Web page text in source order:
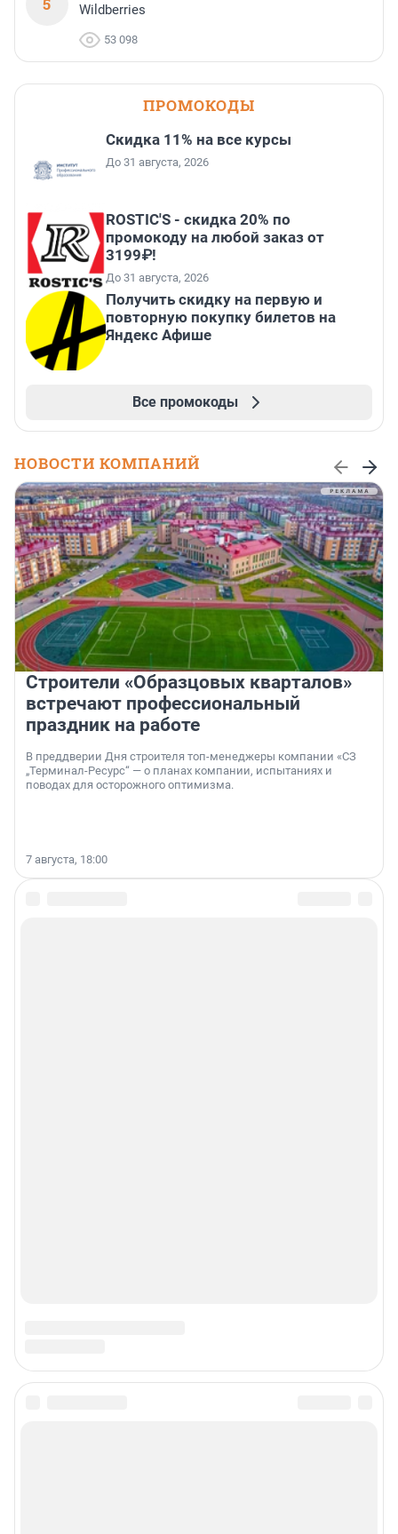
Wildberries
53 098
ПРОМОКОДЫ
Скидка 11% на все курсы
До 31 августа, 2026
ROSTIC'S - скидка 20% по
промокоду на любой заказ от
3199₽!
До 31 августа, 2026
Получить скидку на первую и
повторную покупку билетов на
Яндекс Афише
Все промокоды
НОВОСТИ КОМПАНИЙ
Строители «Образцовых кварталов»
встречают профессиональный
праздник на работе
В преддверии Дня строителя топ-менеджеры компании «СЗ
„Терминал-Ресурс“ — о планах компании, испытаниях и
поводах для осторожного оптимизма.
7 августа, 18:00